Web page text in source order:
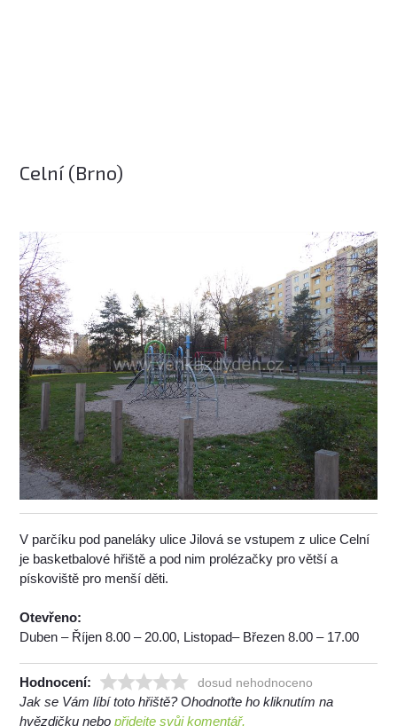
Celní (Brno)
V parčíku pod paneláky ulice Jilová se vstupem z ulice Celní
je basketbalové hřiště a pod nim prolézačky pro větší a
pískoviště pro menší děti.
Otevřeno:
Duben – Říjen 8.00 – 20.00, Listopad– Březen 8.00 – 17.00
Hodnocení: dosud nehodnoceno
Jak se Vám líbí toto hřiště? Ohodnoťte ho kliknutím na
hvězdičku nebopřidejte svůj komentář.